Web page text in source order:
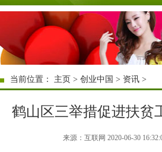
游戏 美食 商讯 消费
当前位置： 主页 >创业中国 > 资讯 >
鹤山区三举措促进扶贫
来源：互联网 2020-06-30